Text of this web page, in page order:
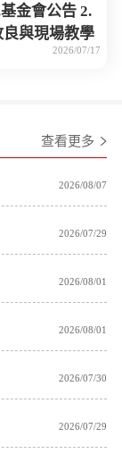
金會公告 2.
與現場教學
2026/07/17
查看更多
2026/08/07
2026/07/29
2026/08/01
2026/08/01
2026/07/30
2026/07/29